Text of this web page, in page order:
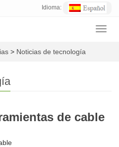
Idioma:
> Noticias de tecnología
de cable